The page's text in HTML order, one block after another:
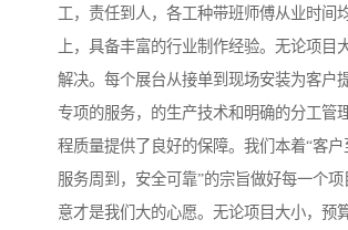
工，责任到人，各工种带班师傅从业时间
上，具备丰富的行业制作经验。无论项目
解决。每个展台从接单到现场安装为客户
专项的服务，的生产技术和明确的分工管
程质量提供了良好的保障。我们本着“客户
服务周到，安全可靠”的宗旨做好每一个
意才是我们大的心愿。无论项目大小，预